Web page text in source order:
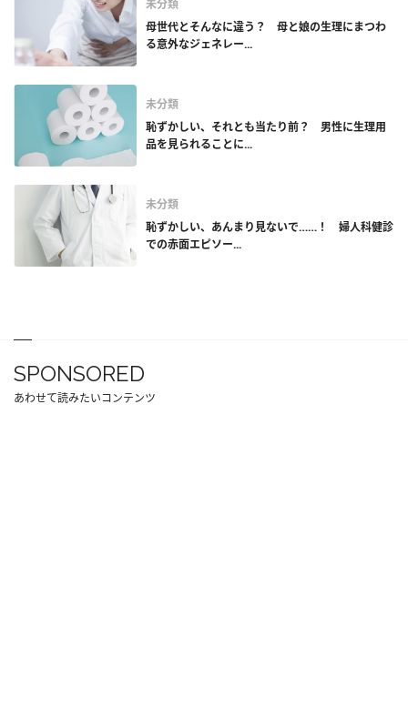
未分類
母世代とそんなに違う？ 母と娘の生理にまつわ
る意外なジェネレー...
未分類
恥ずかしい、それとも当たり前？ 男性に生理用
品を見られることに...
未分類
恥ずかしい、あんまり見ないで……！ 婦人科健診
での赤面エピソー...
SPONSORED
あわせて読みたいコンテンツ